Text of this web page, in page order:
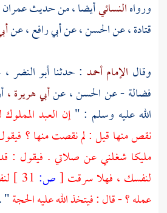
ورواهالنسائيأيضا ، من حديثعمران
قتادة ،عنالحسن ،عنأبي رافع ،عن
وقال الإمام أحمد : حدثنا أبو النضر ،
فضالة- عنالحسن ،عنأبي هريرة ،
الله عليه وسلم : "إن العبد
نقص منها قيل : لم نقصت منها ؟
مليكا شغلني عن صلاتي . فيقول :
لنفسك ، فهلا سرقت [ص:
عمله ؟ - قال : فيتخذ الله عليه الحجة" .